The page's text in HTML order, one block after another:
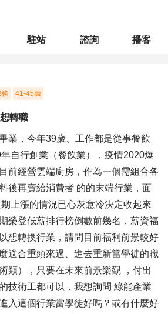
駐站 諮詢 播客
41-45歲
轉職
業，今年39歲、工作都是從事餐飲
自行創業（餐飲業），疫情2020爆
前經營雲端廚房，作為一個需組合各
後再賣給消費者 的的末端行業，面
上漲的情況已心灰意冷決定收起來
榮登低薪排行榜倒數前幾名，薪資福
想轉換行業，請問目前福利前景較好
適合重頭來過、進去重新當學徒的職
類），只要在未來前景樂觀 ，付出
技術工都可以，我想詢問 綠能產業
入這個行業當學徒好嗎？或有什麼好